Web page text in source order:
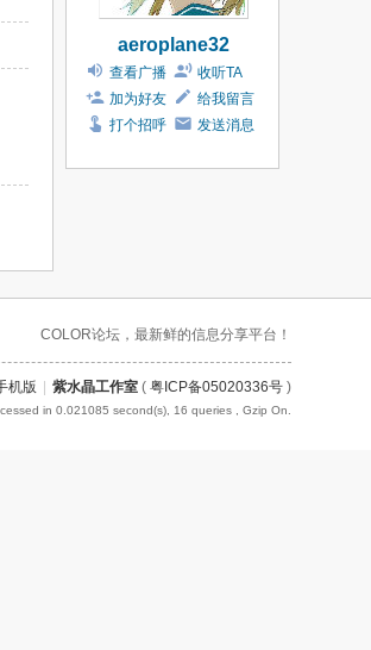
aeroplane32
查看广播
收听TA
加为好友
给我留言
打个招呼
发送消息
COLOR论坛，最新鲜的信息分享平台！
机版 紫水晶工作室 ( 粤ICP备05020336号 )
in 0.021085 second(s), 16 queries , Gzip On.